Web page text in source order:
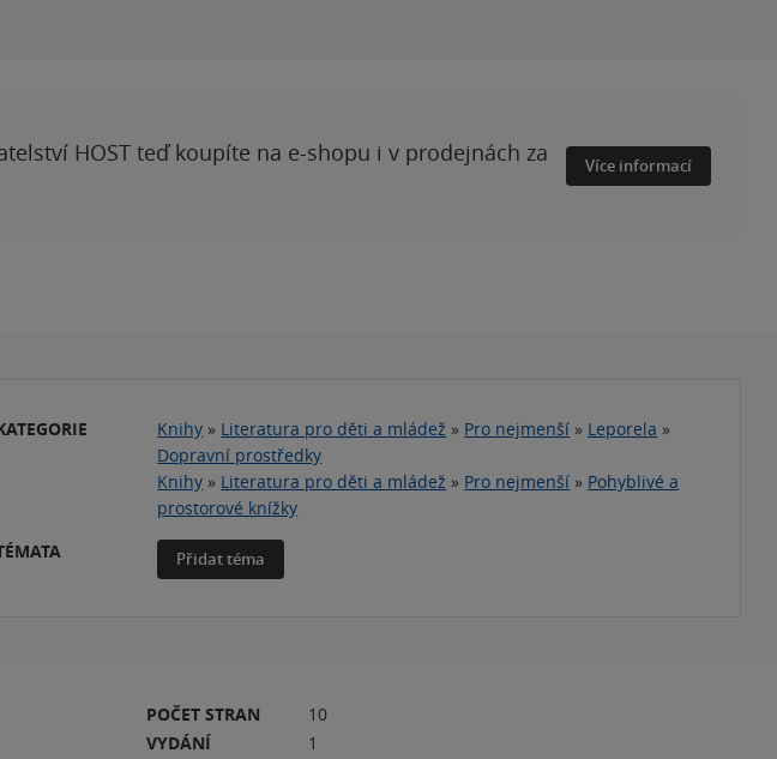
HOST teď koupíte na e-shopu i v prodejnách za
Více informací
Knihy » Literatura pro děti a mládež » Pro nejmenší » Leporela »
Dopravní prostředky
Knihy » Literatura pro děti a mládež » Pro nejmenší » Pohyblivé a
prostorové knížky
Přidat téma
POČET STRAN
10
VYDÁNÍ
1